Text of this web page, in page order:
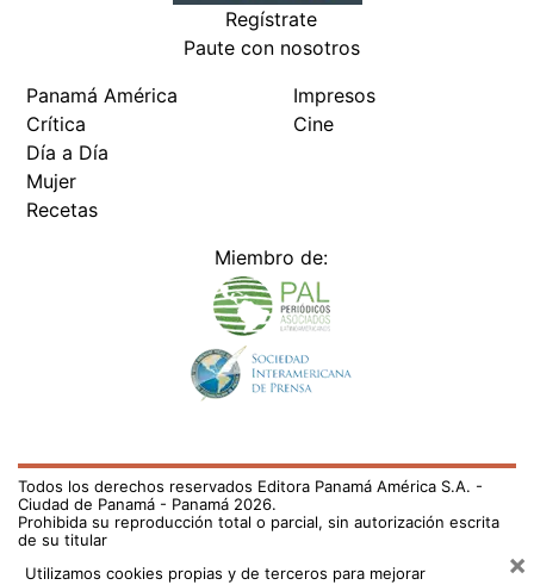
Regístrate
Paute con nosotros
Panamá América
Crítica
Día a Día
Mujer
Recetas
Impresos
Cine
Miembro de:
Todos los derechos reservados Editora Panamá América S.A. -
Ciudad de Panamá - Panamá 2026.
Prohibida su reproducción total o parcial, sin autorización escrita
de su titular
Utilizamos cookies propias y de terceros para mejorar
×